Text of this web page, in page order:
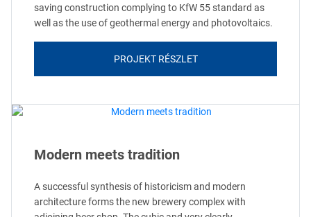
saving construction complying to KfW 55 standard as
well as the use of geothermal energy and photovoltaics.
PROJEKT RÉSZLET
Modern meets tradition
A successful synthesis of historicism and modern
architecture forms the new brewery complex with